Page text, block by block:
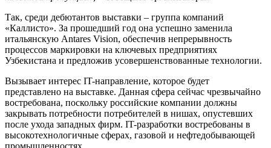
Так, среди дебютантов выставки – группа компаний
«Каллисто». За прошедший год она успешно заменила
итальянскую Antares Vision, обеспечив непрерывность
процессов маркировки на ключевых предприятиях
Узбекистана и предложив усовершенствованные технологии.
Вызывает интерес IT-направление, которое будет
представлено на выставке. Данная сфера сейчас чрезвычайно
востребована, поскольку российские компании должны
закрывать потребности потребителей в нишах, опустевших
после ухода западных фирм. IT-разработки востребованы в
высокотехнологичные сферах, газовой и нефтедобывающей
промышленностях.